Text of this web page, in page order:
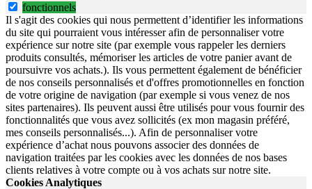
fonctionnels
Il s'agit des cookies qui nous permettent d’identifier les informations
du site qui pourraient vous intéresser afin de personnaliser votre
expérience sur notre site (par exemple vous rappeler les derniers
produits consultés, mémoriser les articles de votre panier avant de
poursuivre vos achats.). Ils vous permettent également de bénéficier
de nos conseils personnalisés et d'offres promotionnelles en fonction
de votre origine de navigation (par exemple si vous venez de nos
sites partenaires). Ils peuvent aussi être utilisés pour vous fournir des
fonctionnalités que vous avez sollicités (ex mon magasin préféré,
mes conseils personnalisés...). Afin de personnaliser votre
expérience d’achat nous pouvons associer des données de
navigation traitées par les cookies avec les données de nos bases
clients relatives à votre compte ou à vos achats sur notre site.
Cookies Analytiques